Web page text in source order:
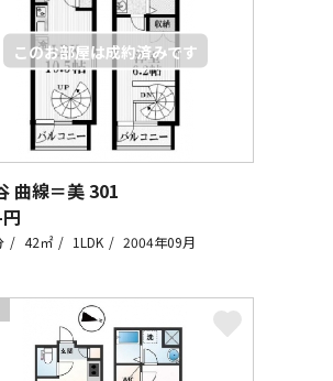
曲線＝美301
42㎡ 1LDK 2004年09月